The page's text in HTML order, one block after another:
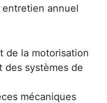
annuel
de la motorisation
des systèmes de
mécaniques